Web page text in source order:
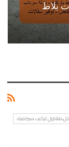
بلاط
تركيب سيراميك